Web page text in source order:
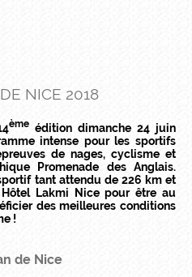
NICE 2018
ème édition dimanche 24 juin
intense pour les sportifs
de nages, cyclisme et
Promenade des Anglais.
tant attendu de 226 km et
Lakmi Nice pour être au
des meilleures conditions
!
de Nice